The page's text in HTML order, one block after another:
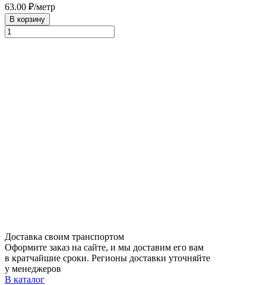
63.00 ₽/метр
В корзину
Доставка своим транспортом
Оформите заказ на сайте, и мы доставим его вам
в кратчайшие сроки. Регионы доставки уточняйте
у менеджеров
В каталог